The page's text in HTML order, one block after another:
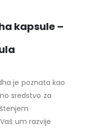
kapsule –
je poznata kao
sredstvo za
um razvije